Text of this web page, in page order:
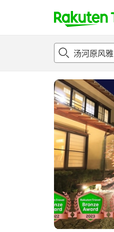
t
p
a
g
e
_
s
e
a
r
h
概况 客房及住宿套餐